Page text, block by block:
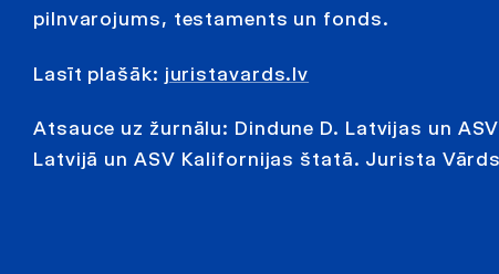
pilnvarojums, testaments un fonds.
Lasīt plašāk: juristavards.lv
Atsauce uz žurnālu: Dindune D. Latvijas un
Latvijā un ASV Kalifornijas štatā. Jurista